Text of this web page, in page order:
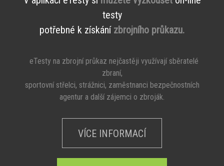
testy
potřebné k získání zbrojního průkazu.
eTesty na zbrojní průkaz nejčastěji využívají sběratelé
zbraní,
sportovní střelci, strážnici, zaměstnanci bezpečnostních
agentur a další zájemci o zbroják.
VÍCE INFORMACÍ